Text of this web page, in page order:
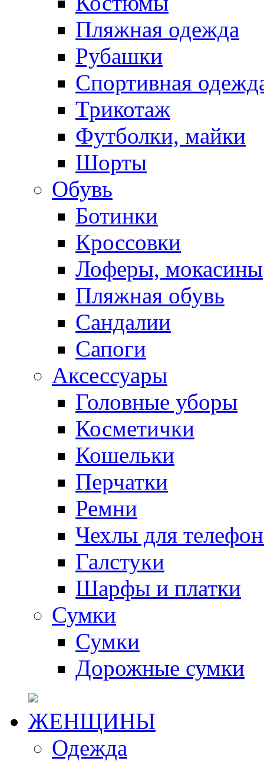
Пляжная одежда
Рубашки
Спортивная
Трикотаж
Футболки, майки
Шорты
Обувь
Ботинки
Кроссовки
Лоферы, мокасины
Пляжная обувь
Сандалии
Сапоги
Аксессуары
Головные уборы
Косметички
Кошельки
Перчатки
Ремни
Чехлы для
Галстуки
Шарфы и платки
Сумки
Сумки
Дорожные сумки
ЖЕНЩИНЫ
Одежда